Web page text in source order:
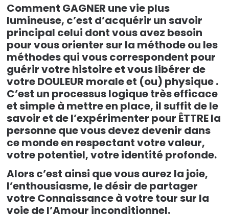
Comment GAGNER une vie plus
lumineuse, c’est d’acquérir un savoir
principal celui dont vous avez besoin
pour vous orienter sur la méthode ou les
méthodes qui vous correspondent pour
guérir votre histoire et vous libérer de
votre DOULEUR morale et (ou) physique .
C’est un processus logique très efficace
et simple à mettre en place, il suffit de le
savoir et de l’expérimenter pour ÊTTRE la
personne que vous devez devenir dans
ce monde en respectant votre valeur,
votre potentiel, votre identité profonde.
Alors c’est ainsi que vous aurez la joie,
l’enthousiasme, le désir de partager
votre Connaissance à votre tour sur la
voie de l’Amour inconditionnel.